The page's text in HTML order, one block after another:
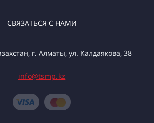
СВЯЗАТЬСЯ С НАМИ
г. Алматы, ул. Калдаякова, 38
info@tsmp.kz